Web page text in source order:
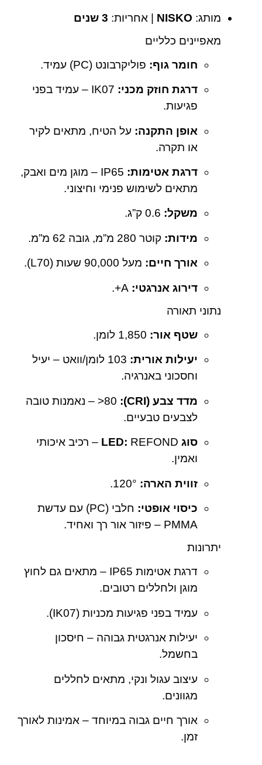
מותג: NISKO | אחריות: 3 שנים
מאפיינים כלליים
חומר גוף: פוליקרבונט (PC) עמיד.
דרגת חוזק מכני:
IK07 – עמיד בפני
פגיעות.
אופן התקנה: על הטיח, מתאים לקיר
או תקרה.
דרגת אטימות:
IP65 – מוגן מים ואבק,
מתאים לשימוש פנימי וחיצוני.
משקל:
מידות: קוטר ‎280 מ”מ, גובה ‎62 מ”מ.
אורך חיים: מעל ‎90,000 שעות (L70).
דירוג אנרגטי:
נתוני תאורה
שטף אור:
יעילות אורית:
‎103 לומן/וואט – יעיל
וחסכוני באנרגיה.
מדד צבע (CRI):
‎>80 – נאמנות טובה
לצבעים טבעיים.
סוג LED:
REFOND – רכיב איכותי
ואמין.
זווית הארה:
כיסוי אופטי:
חלבי (PC) עם עדשת
PMMA – פיזור אור רך ואחיד.
יתרונות
דרגת אטימות IP65 – מתאים גם לחוץ
מוגן ולחללים רטובים.
עמיד בפני פגיעות מכניות (IK07).
יעילות אנרגטית גבוהה – חיסכון
בחשמל.
עיצוב עגול ונקי, מתאים לחללים
מגוונים.
אורך חיים גבוה במיוחד – אמינות לאורך
זמן.